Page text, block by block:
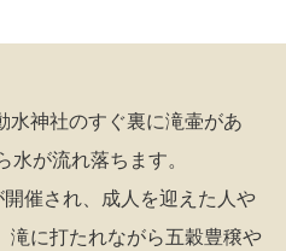
水神社のすぐ裏に滝壷があ
が流れ落ちます。
催され、成人を迎えた人や
滝に打たれながら五穀豊穣や